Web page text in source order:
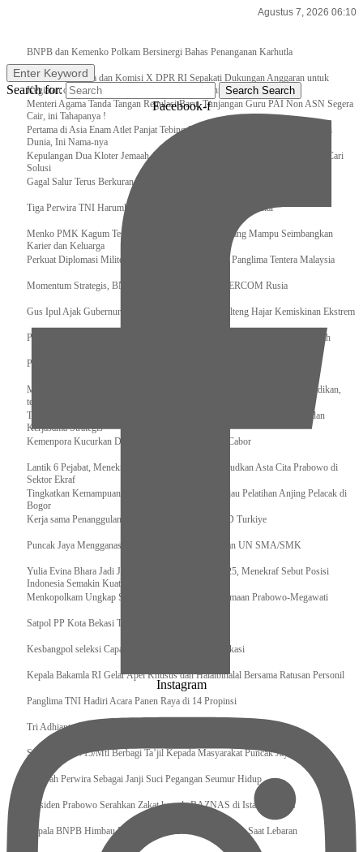
Agustus 7, 2026 06:10
BNPB dan Kemenko Polkam Bersinergi Bahas Penanganan Karhutla
Raker Kemenpora dan Komisi X DPR RI Sepakati Dukungan Anggaran untuk
Kegiatan dan Program Prioritas Pemuda dan Olahraga
Menteri Agama Tanda Tangan Regulasi Baru, Tunjangan Guru PAI Non ASN Segera
Cair, ini Tahapanya !
Pertama di Asia Enam Atlet Panjat Tebing Indonesia Taklukkan Tebing Tertinggi
Dunia, Ini Nama-nya
Kepulangan Dua Kloter Jemaah Asal Surabaya Tertunda, Kemenag Upayakan Cari
Solusi
Gagal Salur Terus Berkurang, Gus Ipul: 405 Ribu Lebih Bansos Cair
Tiga Perwira TNI Harumkan Indonesia Di Kancah Internasional
Menko PMK Kagum Terhadap Perempuan Modern yang Mampu Seimbangkan
Karier dan Keluarga
Perkuat Diplomasi Militer, Panglima TNI Terima CC Panglima Tentera Malaysia
Momentum Strategis, BNPB Terima Kunjungan EMERCOM Rusia
Gus Ipul Ajak Gubernur dan Bupati/Wali Kota se-Kalteng Hajar Kemiskinan Ekstrem
Panglima TNI Sambut Kedatangan Presiden RI Usai Lawatan ke Timur Tengah
Pengurus Pusat Pordasi Pacu Dapat Pesan dari Sri Paduka
Menag RI dan Dua Menteri Yordania Jalin Sinergi Bidang Wakaf dan Pendidikan,
termasuk Beasiswa
Tiba di Tanah Air, Presiden Prabowo Subianto Bawa Komitmen Investasi dan
Kerjasama Strategis
Kemenpora Kucurkan Dana untuk Pelatnas pada 13 Cabor
Lantik 6 Pejabat, Menekraf Tegaskan Komitmen Wujudkan Asta Cita Prabowo di
Sektor Ekraf
Tingkatkan Kemampuan K9 TNI, Panglima TNI Tinjau Pelatihan Anjing Pelacak di
Bogor
Kerja sama Penanggulangan Bencana BNPB – AFAD Turkiye
Puncak Jaya Mengganas, TNI-POLRI Solid Amankan UN SMA/SMK
Yulia Evina Bhara Jadi Juri Festival Film Cannes 2025, Menekraf Sebut Posisi
Indonesia Semakin Kuat
Menkopolkam Ungkap Spirit Persatuan dan Kebersamaan Prabowo-Megawati
Satpol PP Kota Bekasi Tertibkan PPKS
Kesbangpol seleksi Capaska 736 Siswa/i se-Kota Bekasi
Kepala Bakamla RI Gelar Apel Khusus dan Halalbihalal Bersama Ratusan Personil
Panglima TNI Hadiri Acara Panen Raya di 14 Propinsi
Tri Adhianto : Kota Bekasi Bisa Mempertahankan Keharmonisasian
Satgas Yonif 715/Mtl Berbagi Ta’jil Kepada Masyarakat Puncak Jaya
Sumpah Perwira Sebagai Janji Suci Pegangan Seumur Hidup
Presiden Prabowo Serahkan Zakat kepada BAZNAS di Istana Negara
Kepala BNPB Himbau Pemda Waspada Potensi Bencana Saat Lebaran
Enter Keyword
Search for: Search Search
Facebook-f
Instagram